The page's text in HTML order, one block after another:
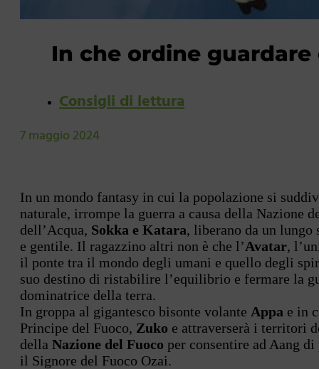
In che ordine guardare
Consigli di lettura
7 maggio 2024
In un mondo fantasy in cui la popolazione si
naturale, irrompe la guerra a causa della Nazione
dell’Acqua, Sokka e Katara, liberano da un lungo
e gentile. Il ragazzino altri non è che l’Avatar,
il ponte tra il mondo degli umani e quello degli
suo destino di ristabilire l’equilibrio e fermare la
dominatrice della terra.
In groppa al gigantesco bisonte volante Appa e in
Principe del Fuoco, Zuko e attraverserà i territori
della Nazione del Fuoco per consentire ad Aang
il Signore del Fuoco Ozai.